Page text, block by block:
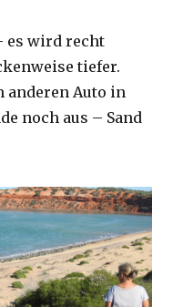
es wird recht
tiefer.
anderen Auto in
noch aus – Sand